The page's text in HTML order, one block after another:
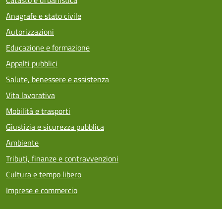
Anagrafe e stato civile
Autorizzazioni
Educazione e formazione
Appalti pubblici
Salute, benessere e assistenza
Vita lavorativa
Mobilità e trasporti
Giustizia e sicurezza pubblica
Ambiente
Tributi, finanze e contravvenzioni
Cultura e tempo libero
Imprese e commercio